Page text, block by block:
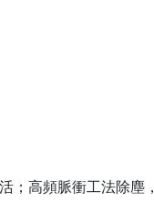
高頻脈衝工法除塵，